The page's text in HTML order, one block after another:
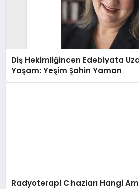
Diş Hekimliğinden Edebiyata
Yaşam: Yeşim Şahin Yaman
Radyoterapi Cihazları Hangi